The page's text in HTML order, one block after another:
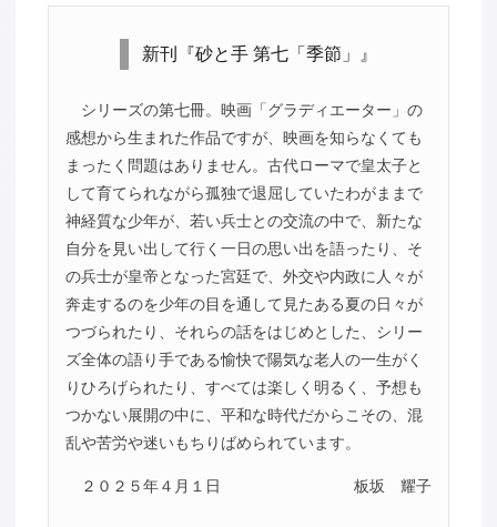
新刊『砂と手 第七「季節」』
シリーズの第七冊。映画「グラディエーター」の
感想から生まれた作品ですが、映画を知らなくても
まったく問題はありません。古代ローマで皇太子と
して育てられながら孤独で退屈していたわがままで
神経質な少年が、若い兵士との交流の中で、新たな
自分を見い出して行く一日の思い出を語ったり、そ
の兵士が皇帝となった宮廷で、外交や内政に人々が
奔走するのを少年の目を通して見たある夏の日々が
つづられたり、それらの話をはじめとした、シリー
ズ全体の語り手である愉快で陽気な老人の一生がく
りひろげられたり、すべては楽しく明るく、予想も
つかない展開の中に、平和な時代だからこその、混
乱や苦労や迷いもちりばめられています。
２０２５年４月１日 板坂 耀子